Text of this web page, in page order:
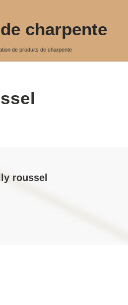
charpente
de produits de charpente
roussel